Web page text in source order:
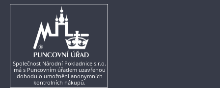
Společnost Národní Pokladnice s.r.o.
má s Puncovním úřadem uzavřenou
dohodu o umožnění anonymních
kontrolních nákupů.